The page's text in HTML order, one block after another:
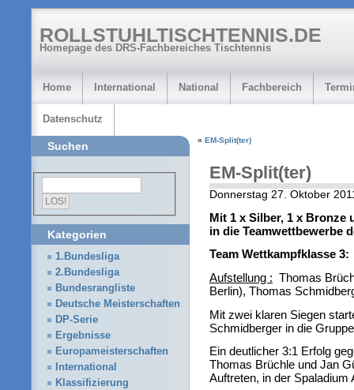
ROLLSTUHLTISCHTENNIS.DE
Homepage des DRS-Fachbereiches Tischtennis
Home International National Fachbereich
Datenschutz
« EM-Split(ter)
EM-Split(ter)
Donnerstag 27. Oktober
Mit 1 x Silber, 1 x Bronze
in die Teamwettbewerbe
Team Wettkampfklasse 3:
Aufstellung : Thomas
Berlin), Thomas
Mit zwei klaren Siegen
Schmidberger in die
Ein deutlicher 3:1 Erfolg
Thomas Brüchle und Jan
Auftreten, in der Spaladium
Suchen
Kategorien
1.Bundesliga
2.Bundesliga
Bundesrangliste
Deutsche Meisterschaften
DP-Serie
Ergebnisse
Europameisterschaften
International
Klassifizierung